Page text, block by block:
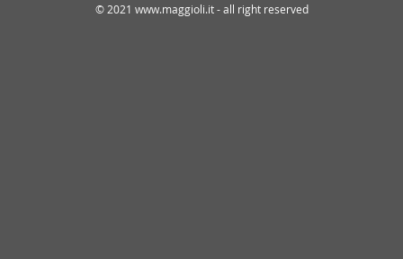
© 2021 www.maggioli.it - all right reserved